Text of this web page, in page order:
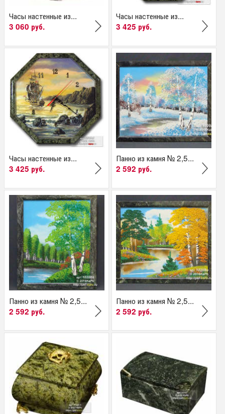
Часы настенные из...
3 060 руб.
Часы настенные из...
3 425 руб.
Часы настенные из...
3 425 руб.
Панно из камня № 2,5...
2 592 руб.
Панно из камня № 2,5...
2 592 руб.
Панно из камня № 2,5...
2 592 руб.